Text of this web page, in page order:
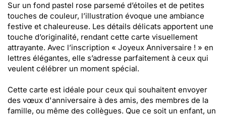
Sur un fond pastel rose parsemé d’étoiles et de petites
touches de couleur, l’illustration évoque une ambiance
festive et chaleureuse. Les détails délicats apportent une
touche d’originalité, rendant cette carte visuellement
attrayante. Avec l’inscription « Joyeux Anniversaire ! » en
lettres élégantes, elle s’adresse parfaitement à ceux qui
veulent célébrer un moment spécial.
Cette carte est idéale pour ceux qui souhaitent envoyer
des vœux d'anniversaire à des amis, des membres de la
famille, ou même des collègues. Que ce soit un enfant, un